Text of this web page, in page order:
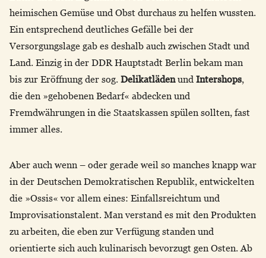
heimischen Gemüse und Obst durchaus zu helfen wussten.
Ein entsprechend deutliches Gefälle bei der
Versorgungslage gab es deshalb auch zwischen Stadt und
Land. Einzig in der DDR Hauptstadt Berlin bekam man
bis zur Eröffnung der sog. Delikatlädenund Intershops,
die den »gehobenen Bedarf« abdecken und
Fremdwährungen in die Staatskassen spülen sollten, fast
immer alles.
Aber auch wenn – oder gerade weil so manches knapp war
in der Deutschen Demokratischen Republik, entwickelten
die »Ossis« vor allem eines: Einfallsreichtum und
Improvisationstalent. Man verstand es mit den Produkten
zu arbeiten, die eben zur Verfügung standen und
orientierte sich auch kulinarisch bevorzugt gen Osten. Ab